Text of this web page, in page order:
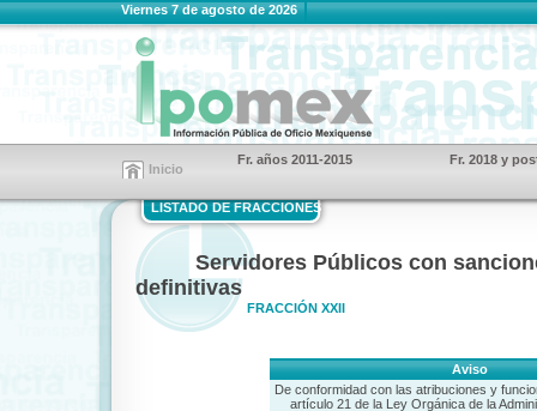
Viernes 7 de agosto de 2026
Inicio
Fr. años 2011-2015 Fr. 2018 y
LISTADO DE FRACCIONES
Servidores Públicos con
definitivas
FRACCIÓN XXII
Aviso
De conformidad con las atribuciones y
artículo 21 de la Ley Orgánica de la